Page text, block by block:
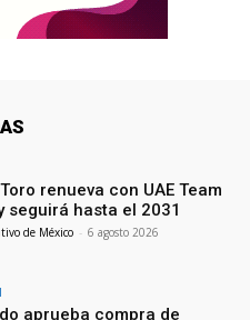
renueva con UAE Team
seguirá hasta el 2031
de México - 6 agosto 2026
aprueba compra de